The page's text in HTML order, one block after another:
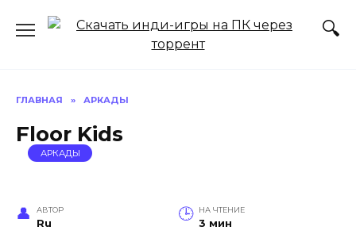
ГЛАВНАЯ » АРКАДЫ
Floor Kids
АРКАДЫ
АВТОР
Ru
НА ЧТЕНИЕ
3 мин